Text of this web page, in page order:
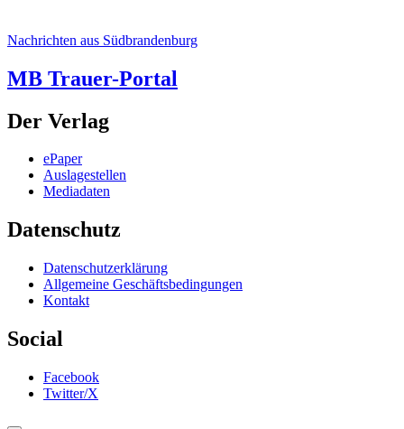
Nachrichten aus Südbrandenburg
MB Trauer-Portal
Der Verlag
ePaper
Auslagestellen
Mediadaten
Datenschutz
Datenschutzerklärung
Allgemeine Geschäftsbedingungen
Kontakt
Social
Facebook
Twitter/X